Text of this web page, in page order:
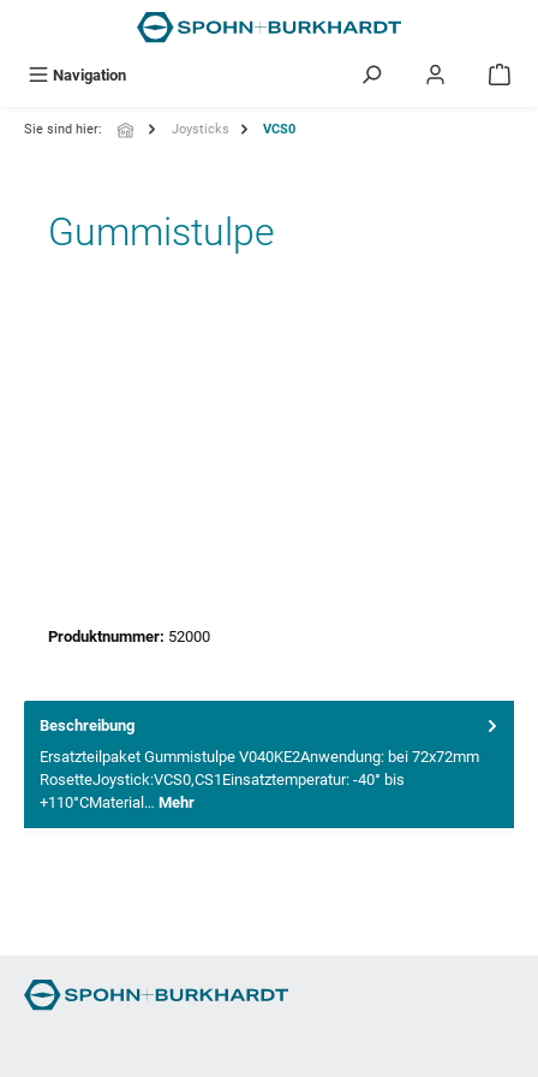
Navigation
Sie sind hier: Joysticks VCS0
Gummistulpe
Produktnummer: 52000
Beschreibung
Ersatzteilpaket Gummistulpe V040KE2Anwendung: bei 72x72mm
RosetteJoystick:VCS0,CS1Einsatztemperatur: -40° bis
+110°CMaterial… Mehr